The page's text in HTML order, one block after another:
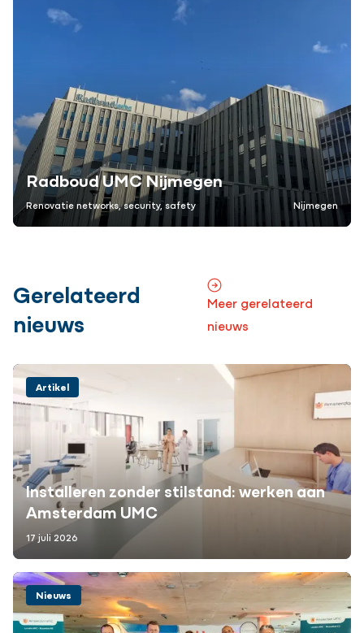
Radboud UMC Nijmegen
Renovatie networks, security, safety Nijmegen
Gerelateerd
nieuws
Meer gerelateerd
nieuws
Installeren zonder stilstand: werken aan
Amsterdam UMC
Artikel
17 juli 2026
Nieuws